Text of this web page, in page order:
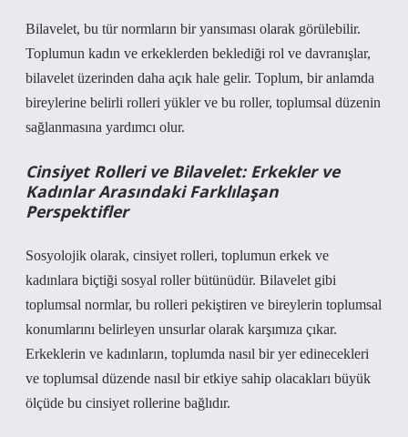
Bilavelet, bu tür normların bir yansıması olarak görülebilir.
Toplumun kadın ve erkeklerden beklediği rol ve davranışlar,
bilavelet üzerinden daha açık hale gelir. Toplum, bir anlamda
bireylerine belirli rolleri yükler ve bu roller, toplumsal düzenin
sağlanmasına yardımcı olur.
Cinsiyet Rolleri ve Bilavelet: Erkekler ve
Kadınlar Arasındaki Farklılaşan
Perspektifler
Sosyolojik olarak, cinsiyet rolleri, toplumun erkek ve
kadınlara biçtiği sosyal roller bütünüdür. Bilavelet gibi
toplumsal normlar, bu rolleri pekiştiren ve bireylerin toplumsal
konumlarını belirleyen unsurlar olarak karşımıza çıkar.
Erkeklerin ve kadınların, toplumda nasıl bir yer edinecekleri
ve toplumsal düzende nasıl bir etkiye sahip olacakları büyük
ölçüde bu cinsiyet rollerine bağlıdır.